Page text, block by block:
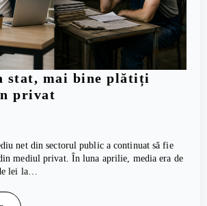
stat, mai bine plătiți
privat
net din sectorul public a continuat să fie
mediul privat. În luna aprilie, media era de
lei la…